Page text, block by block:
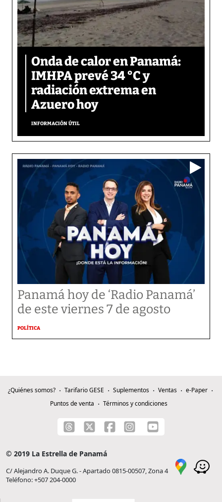
Onda de calor en Panamá:
IMHPA prevé 34 °C y
radiación extrema en
Azuero hoy
INFORMACIÓN ÚTIL
Panamá hoy de ‘Radio Panamá’
de este viernes 7 de agosto
POLÍTICA
¿Quiénes somos? Tarifario GESE Suplementos Ventas
e-Paper
Puntos de venta
Términos y condiciones
© 2019 La Estrella de Panamá
C/ Alejandro A. Duque G. - Apartado 0815-00507, Zona 4
Teléfono: +507 204-0000